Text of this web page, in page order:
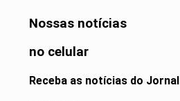
Nossas notícias
no celular
Receba as notícias do